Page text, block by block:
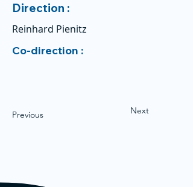
Direction :
Reinhard Pienitz
Co-direction :
Previous Next